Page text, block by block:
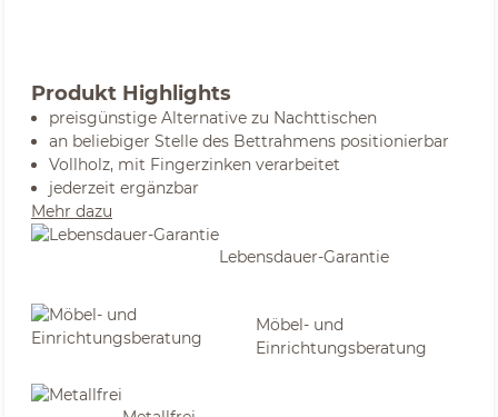
Produkt Highlights
preisgünstige Alternative zu Nachttischen
an beliebiger Stelle des Bettrahmens positionierbar
Vollholz, mit Fingerzinken verarbeitet
jederzeit ergänzbar
Mehr dazu
Lebensdauer-Garantie
Möbel- und
Einrichtungsberatung